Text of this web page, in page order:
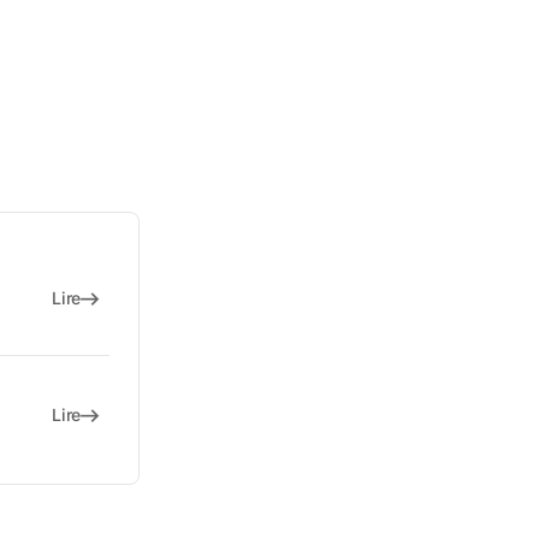
Lire
Lire